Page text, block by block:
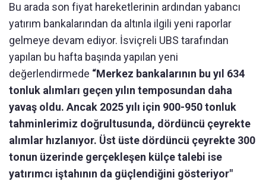
Bu arada son fiyat hareketlerinin ardından yabancı
yatırım bankalarından da altınla ilgili yeni raporlar
gelmeye devam ediyor. İsviçreli UBS tarafından
yapılan bu hafta başında yapılan yeni
değerlendirmede “Merkez bankalarının bu yıl 634
tonluk alımları geçen yılın temposundan daha
yavaş oldu. Ancak 2025 yılı için 900-950 tonluk
tahminlerimiz doğrultusunda, dördüncü çeyrekte
alımlar hızlanıyor. Üst üste dördüncü çeyrekte 300
tonun üzerinde gerçekleşen külçe talebi ise
yatırımcı iştahının da güçlendiğini gösteriyor"